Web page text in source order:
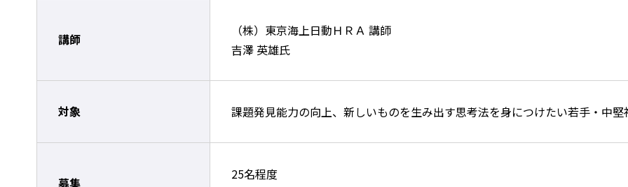
講師
（株）東京海上日動ＨＲＡ 講師
吉澤 英雄氏
対象 課題発見能力の向上、新しいものを生み出す思考法を身につけたい若手・中堅
募集
25名程度